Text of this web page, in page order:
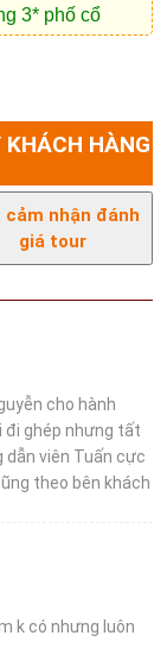
3* phố cổ
HÀNG
cảm nhận đánh
giá tour
cho hành
đi ghép nhưng tất
dẫn viên Tuấn cực
theo bên khách
k có nhưng luôn